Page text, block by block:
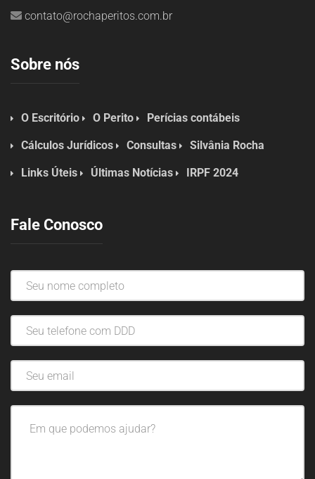
contato@rochaperitos.com.br
Sobre nós
O Escritório O Perito Perícias contábeis
Cálculos Jurídicos Consultas Silvânia Rocha
Links Úteis Últimas Notícias IRPF 2024
Fale Conosco